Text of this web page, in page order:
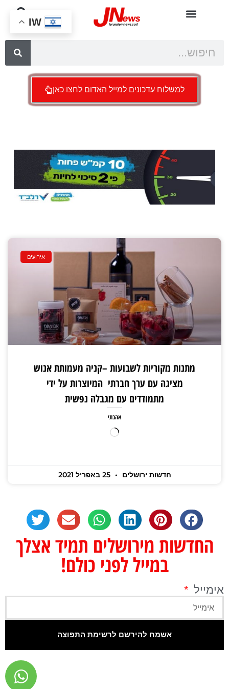
למשלוח עדכונים למייל האדום לחצו כאן
אירועים
מתנות מקוריות לשבועות –קניה מעמותת אנוש
מציגה עם ערך חברתי המיוצרות על ידי
מתמודדים עם מגבלה נפשית
אהבתי
חדשות ירושלים 25 באפריל 2021
החדשות מירושלים תמיד אצלך
במייל לפני כולם!
אימייל
אשמח להירשם לרשימת התפוצה
IW